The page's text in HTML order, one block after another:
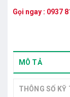
Gọi ngay : 0937
MÔ TẢ
THÔNG SỐ KỸ